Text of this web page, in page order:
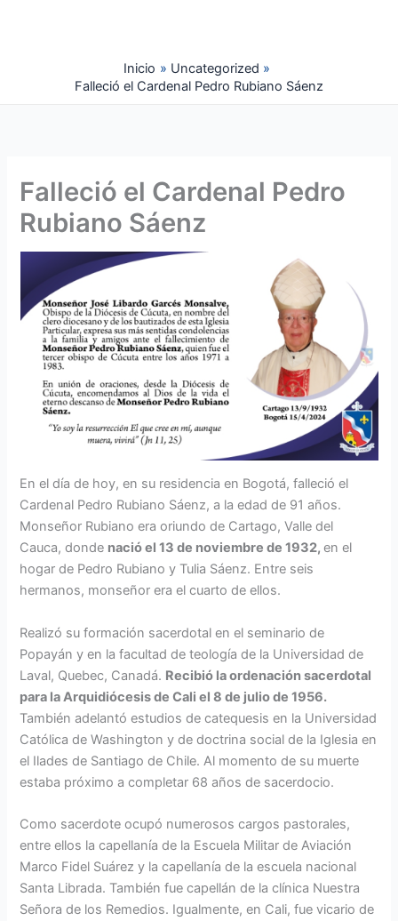
Inicio
Uncategorized
Falleció el Cardenal Pedro Rubiano Sáenz
Falleció el Cardenal Pedro
Rubiano Sáenz
En el día de hoy, en su residencia en Bogotá, falleció el
Cardenal Pedro Rubiano Sáenz, a la edad de 91 años.
Monseñor Rubiano era oriundo de Cartago, Valle del
Cauca, donde nació el 13 de noviembre de 1932,en el
hogar de Pedro Rubiano y Tulia Sáenz. Entre seis
hermanos, monseñor era el cuarto de ellos.
Realizó su formación sacerdotal en el seminario de
Popayán y en la facultad de teología de la Universidad de
Laval, Quebec, Canadá. Recibió la ordenación sacerdotal
para la Arquidiócesis de Cali el 8 de julio de 1956.
También adelantó estudios de catequesis en la Universidad
Católica de Washington y de doctrina social de la Iglesia en
el Ilades de Santiago de Chile. Al momento de su muerte
estaba próximo a completar 68 años de sacerdocio.
Como sacerdote ocupó numerosos cargos pastorales,
entre ellos la capellanía de la Escuela Militar de Aviación
Marco Fidel Suárez y la capellanía de la escuela nacional
Santa Librada. También fue capellán de la clínica Nuestra
Señora de los Remedios. Igualmente, en Cali, fue vicario de